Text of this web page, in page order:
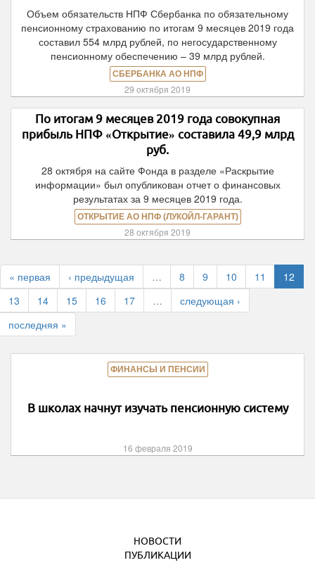
Объем обязательств НПФ Сбербанка по обязательному
пенсионному страхованию по итогам 9 месяцев 2019 года
составил 554 млрд рублей, по негосударственному
пенсионному обеспечению – 39 млрд рублей.
СБЕРБАНКА АО НПФ
29 октября 2019
По итогам 9 месяцев 2019 года совокупная
прибыль НПФ «Открытие» составила 49,9 млрд
руб.
28 октября на сайте Фонда в разделе «Раскрытие
информации» был опубликован отчет о финансовых
результатах за 9 месяцев 2019 года.
ОТКРЫТИЕ АО НПФ (ЛУКОЙЛ-ГАРАНТ)
28 октября 2019
« первая ‹ предыдущая … 8 9 10 11
12
13
14 15 16 17 …
следующая ›
последняя »
ФИНАНСЫ И ПЕНСИИ
В школах начнут изучать пенсионную систему
16 февраля 2019
НОВОСТИ
ПУБЛИКАЦИИ